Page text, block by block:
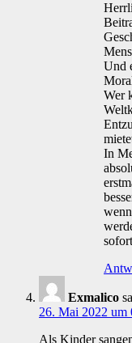
Und
Wer
In
Exmalico
26. Mai 2022 um
Als Kinder